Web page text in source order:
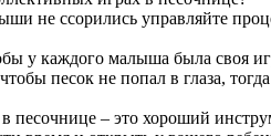
не ссорились управляйте
у каждого малыша была своя
песок не попал в глаза,
песочнице – это хороший